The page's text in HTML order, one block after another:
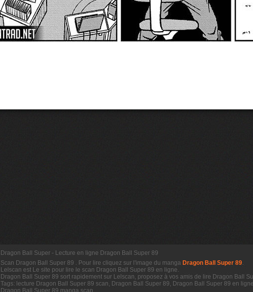
Dragon Ball Super - Lecture en ligne Dragon Ball Super 89
Scan Dragon Ball Super 89 . Pour lire cliquez sur l'image du manga Dragon Ball Super 89.
Lelscan est Le site pour lire le scan Dragon Ball Super 89 en ligne.
Dragon Ball Super 89 sort rapidement sur Lelscan, proposez à vos amis de lire Dragon Ball
Tags: lecture Dragon Ball Super 89 scan, Dragon Ball Super 89, Dragon Ball Super 89 en
Dragon Ball Super 89 manga scan